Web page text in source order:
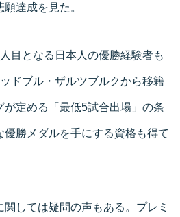
達成を見た。
目となる日本人の優勝経験者も
ドブル・ザルツブルクから移籍
が定める「最低5試合出場」の条
勝メダルを手にする資格も得て
しては疑問の声もある。プレミ